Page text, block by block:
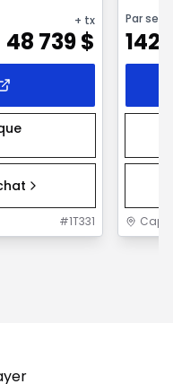
+ tx
48 739$
#1T331
Par
142